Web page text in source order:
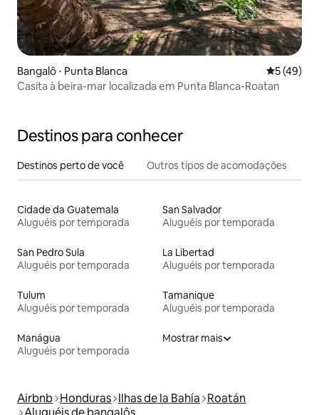
Bangalô ⋅ Punta Blanca 5 de uma
5 (49)
Casita à beira-mar localizada em Punta Blanca-Roatan
Destinos para conhecer
Destinos perto de você Outros tipos de acomodações
Cidade da Guatemala
Aluguéis por temporada
San Salvador
Aluguéis por temporada
San Pedro Sula
Aluguéis por temporada
La Libertad
Aluguéis por temporada
Tulum
Aluguéis por temporada
Tamanique
Aluguéis por temporada
Manágua
Aluguéis por temporada
Mostrar mais
Airbnb Honduras Ilhas de la Bahía Roatán